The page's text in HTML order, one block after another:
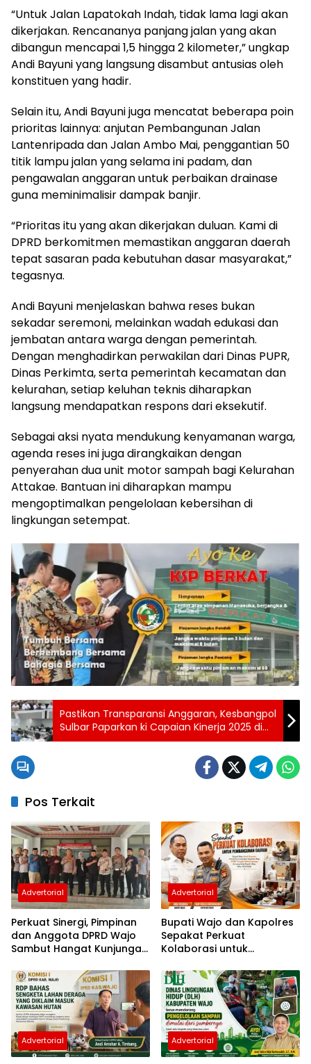
“Untuk Jalan Lapatokah Indah, tidak lama lagi akan
dikerjakan. Rencananya panjang jalan yang akan
dibangun mencapai 1,5 hingga 2 kilometer,” ungkap
Andi Bayuni yang langsung disambut antusias oleh
konstituen yang hadir.
Selain itu, Andi Bayuni juga mencatat beberapa poin
prioritas lainnya: anjutan Pembangunan Jalan
Lantenripada dan Jalan Ambo Mai, penggantian 50
titik lampu jalan yang selama ini padam, dan
pengawalan anggaran untuk perbaikan drainase
guna meminimalisir dampak banjir.
“Prioritas itu yang akan dikerjakan duluan. Kami di
DPRD berkomitmen memastikan anggaran daerah
tepat sasaran pada kebutuhan dasar masyarakat,”
tegasnya.
Andi Bayuni menjelaskan bahwa reses bukan
sekadar seremoni, melainkan wadah edukasi dan
jembatan antara warga dengan pemerintah.
Dengan menghadirkan perwakilan dari Dinas PUPR,
Dinas Perkimta, serta pemerintah kecamatan dan
kelurahan, setiap keluhan teknis diharapkan
langsung mendapatkan respons dari eksekutif.
Sebagai aksi nyata mendukung kenyamanan warga,
agenda reses ini juga dirangkaikan dengan
penyerahan dua unit motor sampah bagi Kelurahan
Attakae. Bantuan ini diharapkan mampu
mengoptimalkan pengelolaan kebersihan di
lingkungan setempat.
Pastikan Transparansi Anggaran, Kesbangpol
Sulbar Paparkan ki Capaian Kinerja 2025 di
Hadapan Komisi I DPRD
Pos Terkait
Advertorial
Perkuat Sinergi, Pimpinan
dan Anggota DPRD Wajo
Sambut Hangat Kunjungan
yang Baru
Advertorial
Bupati Wajo dan Kapolres
Sepakat Perkuat
Kolaborasi untuk
Advertorial Advertorial